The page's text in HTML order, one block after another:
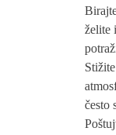
želite
često